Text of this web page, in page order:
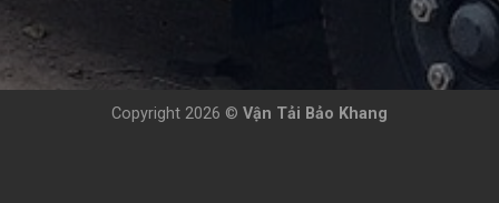
Copyright 2026 © Vận Tải Bảo Khang